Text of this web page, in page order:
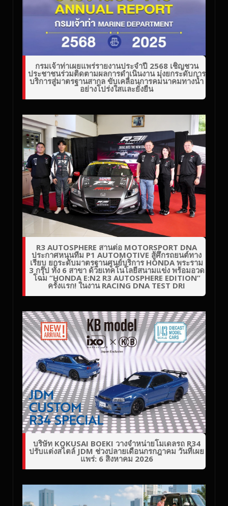
กรมเจ้าท่าเผยแพร่รายงานประจำปี 2568 เชิญชวน
ประชาชนร่วมติดตามผลการดำเนินงาน มุ่งยกระดับการ
บริการสู่มาตรฐานสากล ขับเคลื่อนการคมนาคมทางน้ำ
อย่างโปร่งใสและยั่งยืน
R3 AUTOSPHERE สานต่อ MOTORSPORT DNA
ประกาศหนุนทีม P1 AUTOMOTIVE สู้ศึกรถยนต์ทาง
เรียบ ยกระดับมาตรฐานศูนย์บริการ HONDA พระราม
3 กรุ๊ป ทั้ง 6 สาขา ด้วยเทคโนโลยีสนามแข่ง พร้อมอวด
โฉม “HONDA E:N2 R3 AUTOSPHERE EDITION”
ครั้งแรก! ในงาน RACING DNA TEST DRI
บริษัท KOKUSAI BOEKI วางจำหน่ายโมเดลรถ R34
ปรับแต่งสไตล์ JDM ช่วงปลายเดือนกรกฎาคม วันที่เผย
แพร่: 6 สิงหาคม 2026